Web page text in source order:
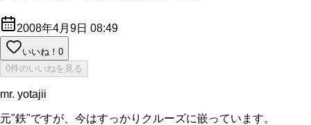
2008年4月9日 08:49
いいね！ 0
0件のいいねを見る
mr. yotajii
元"鉄"ですが、今はすっかりクルーズに嵌っています。